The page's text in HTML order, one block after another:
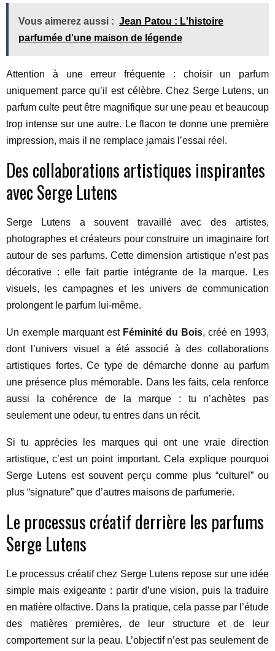
Vous aimerez aussi : Jean Patou : L'histoire
parfumée d'une maison de légende
Attention à une erreur fréquente : choisir un parfum
uniquement parce qu’il est célèbre. Chez Serge Lutens, un
parfum culte peut être magnifique sur une peau et beaucoup
trop intense sur une autre. Le flacon te donne une première
impression, mais il ne remplace jamais l’essai réel.
Des collaborations artistiques inspirantes
avec Serge Lutens
Serge Lutens a souvent travaillé avec des artistes,
photographes et créateurs pour construire un imaginaire fort
autour de ses parfums. Cette dimension artistique n’est pas
décorative : elle fait partie intégrante de la marque. Les
visuels, les campagnes et les univers de communication
prolongent le parfum lui-même.
Un exemple marquant est Féminité du Bois, créé en 1993,
dont l’univers visuel a été associé à des collaborations
artistiques fortes. Ce type de démarche donne au parfum
une présence plus mémorable. Dans les faits, cela renforce
aussi la cohérence de la marque : tu n’achètes pas
seulement une odeur, tu entres dans un récit.
Si tu apprécies les marques qui ont une vraie direction
artistique, c’est un point important. Cela explique pourquoi
Serge Lutens est souvent perçu comme plus “culturel” ou
plus “signature” que d’autres maisons de parfumerie.
Le processus créatif derrière les parfums
Serge Lutens
Le processus créatif chez Serge Lutens repose sur une idée
simple mais exigeante : partir d’une vision, puis la traduire
en matière olfactive. Dans la pratique, cela passe par l’étude
des matières premières, de leur structure et de leur
comportement sur la peau. L’objectif n’est pas seulement de